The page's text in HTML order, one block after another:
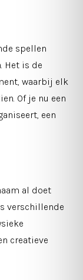
spellen
Het is de
waarbij elk
Of je nu een
een
al doet
verschillende
creatieve